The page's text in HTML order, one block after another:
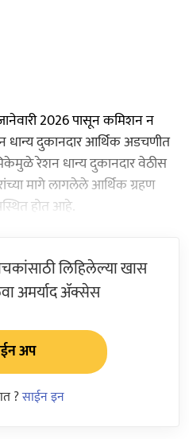
2026 पासून कमिशन न
धान्य दुकानदार आर्थिक अडचणीत
रेशन धान्य दुकानदार वेठीस
मागे लागलेले आर्थिक ग्रहण
होत आहे.
लिहिलेल्या खास
अमर्याद ॲक्सेस
अप
?साईन इन